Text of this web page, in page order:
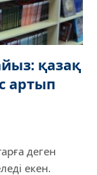
қазақ
артып
деген
екен.